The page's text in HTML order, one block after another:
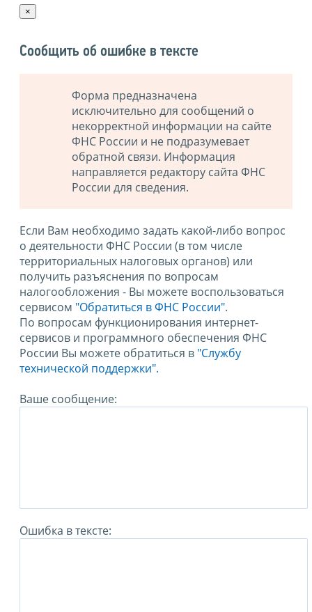
×
Сообщить об ошибке в тексте
Форма предназначена
исключительно для сообщений о
некорректной информации на сайте
ФНС России и не подразумевает
обратной связи. Информация
направляется редактору сайта ФНС
России для сведения.
Если Вам необходимо задать какой-либо вопрос
о деятельности ФНС России (в том числе
территориальных налоговых органов) или
получить разъяснения по вопросам
налогообложения - Вы можете воспользоваться
сервисом "Обратиться в ФНС России".
По вопросам функционирования интернет-
сервисов и программного обеспечения ФНС
России Вы можете обратиться в "Службу
технической поддержки".
Ваше сообщение:
Ошибка в тексте: